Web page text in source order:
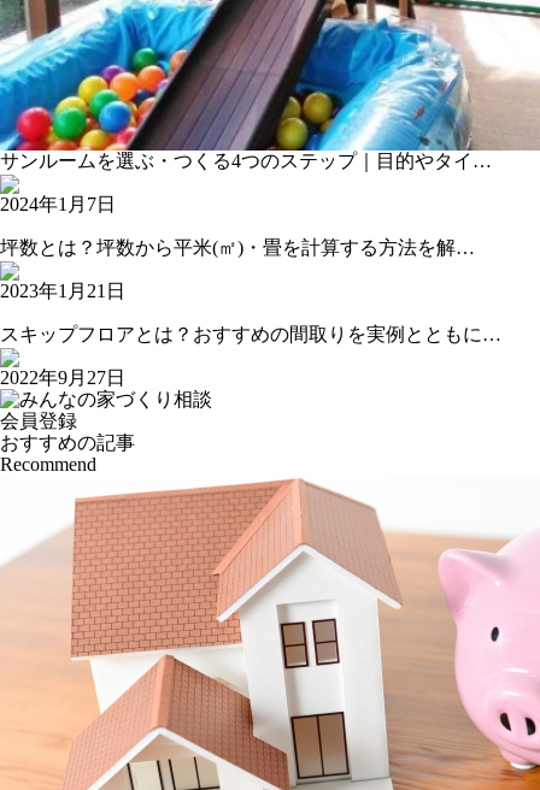
サンルームを選ぶ・つくる4つのステップ｜目的やタイ…
2024年1月7日
坪数とは？坪数から平米(㎡)・畳を計算する方法を解…
2023年1月21日
スキップフロアとは？おすすめの間取りを実例とともに…
2022年9月27日
会員登録
おすすめの記事
Recommend